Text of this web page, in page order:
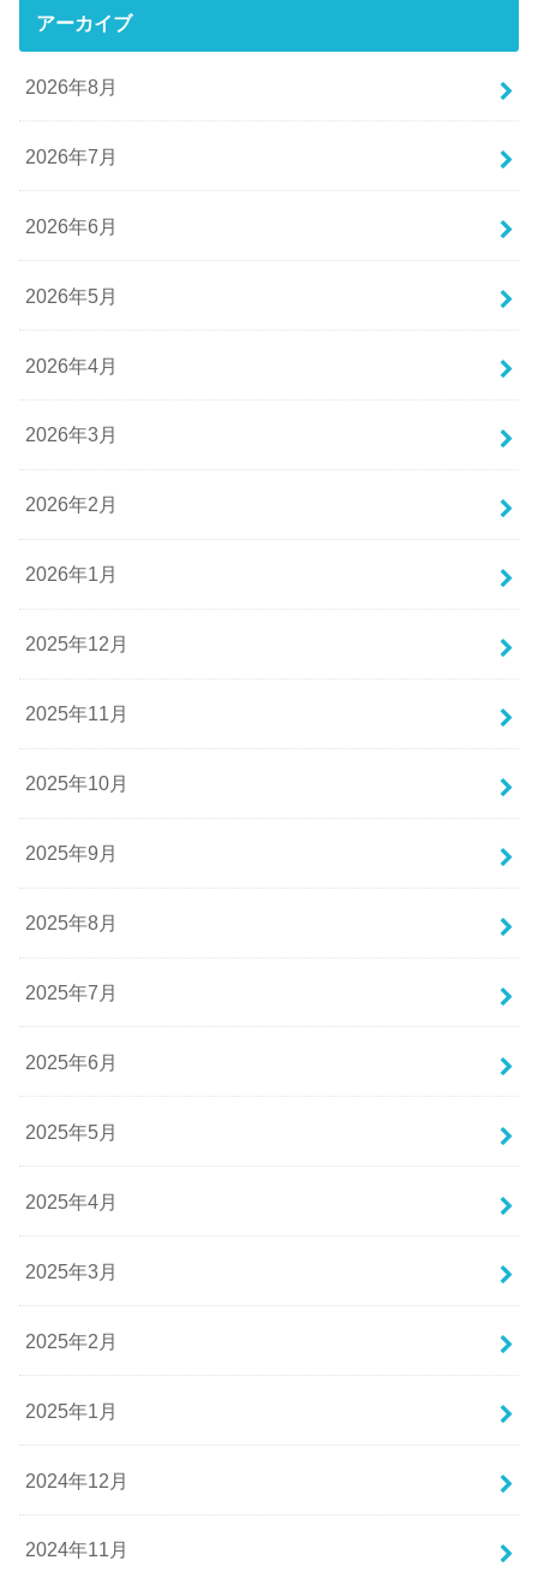
アーカイブ
2026年8月
2026年7月
2026年6月
2026年5月
2026年4月
2026年3月
2026年2月
2026年1月
2025年12月
2025年11月
2025年10月
2025年9月
2025年8月
2025年7月
2025年6月
2025年5月
2025年4月
2025年3月
2025年2月
2025年1月
2024年12月
2024年11月